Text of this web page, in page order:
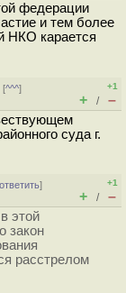
федерации
и тем более
НКО карается
[^^^]
+1
+ / –
суда г.
ответить]
+1
+ / –
этой
закон
расстрелом